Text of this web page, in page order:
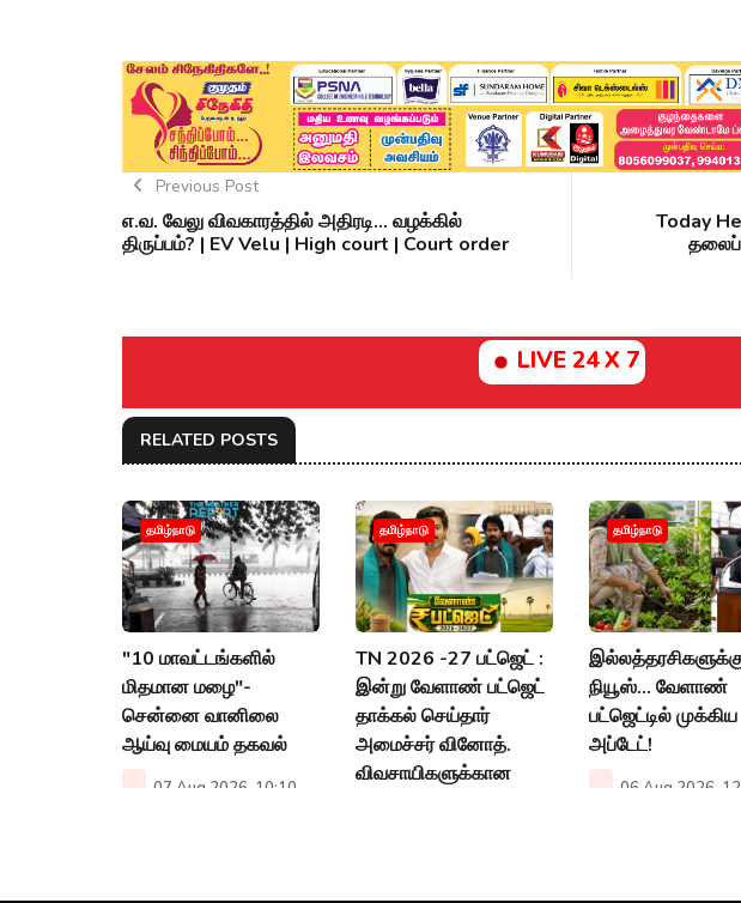
Previous Post
எ.வ. வேலு விவகாரத்தில் அதிரடி... வழக்கில்
திருப்பம்? | EV Velu | High court | Court order
Today
LIVE 24 X 7
RELATED POSTS
தமிழ்நாடு
"10 மாவட்டங்களில்
மிதமான மழை"-
சென்னை வானிலை
ஆய்வு மையம் தகவல்
07 Aug 2026, 10:10
தமிழ்நாடு
TN 2026 -27 பட்ஜெட் :
இன்று வேளாண் பட்ஜெட்
தாக்கல் செய்தார்
அமைச்சர் வினோத்.
விவசாயிகளுக்கான
தமிழ்நாடு
நியூஸ்... வேளாண்
பட்ஜெட்டில் முக்கிய
அப்டேட்!
06 Aug 2026,